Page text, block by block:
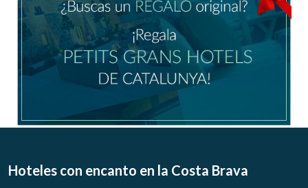
Hoteles con encanto en la Costa Brava